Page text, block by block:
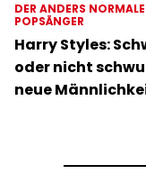
DER ANDERS NORMALE
POPSÄNGER
Harry Styles:
oder nicht
neue